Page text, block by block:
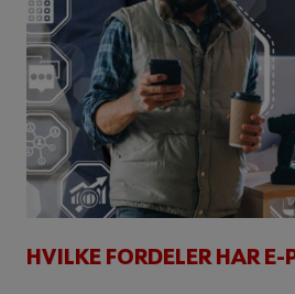
HVILKE FORDELER HAR